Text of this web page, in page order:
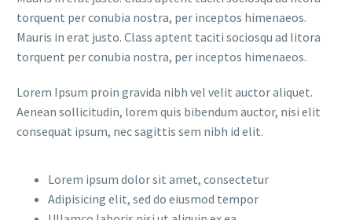
torquent per conubia nostra, per inceptos himenaeos.
Mauris in erat justo. Class aptent taciti sociosqu ad litora
torquent per conubia nostra, per inceptos himenaeos.
Lorem Ipsum proin gravida nibh vel velit auctor aliquet.
Aenean sollicitudin, lorem quis bibendum auctor, nisi elit
consequat ipsum, nec sagittis sem nibh id elit.
Lorem ipsum dolor sit amet, consectetur
Adipisicing elit, sed do eiusmod tempor